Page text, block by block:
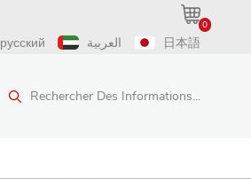
0
русский العربية 日本語
Rechercher Des Informations...